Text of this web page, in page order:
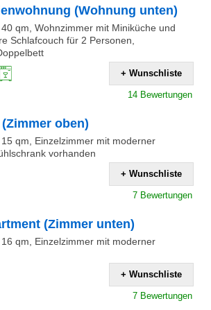
(Wohnung unten)
40 qm, Wohnzimmer mit Miniküche und
Schlafcouch für 2 Personen,
+ Wunschliste
14 Bewertungen
oben)
15 qm, Einzelzimmer mit moderner
vorhanden
+ Wunschliste
7 Bewertungen
(Zimmer unten)
16 qm, Einzelzimmer mit moderner
+ Wunschliste
7 Bewertungen